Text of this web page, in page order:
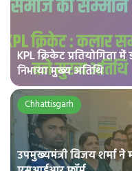
KPL क्रिकेट
निभाया मुख्य अतिथि
Chhattisgarh
उपमुख्यमंत्री विजय शर्मा